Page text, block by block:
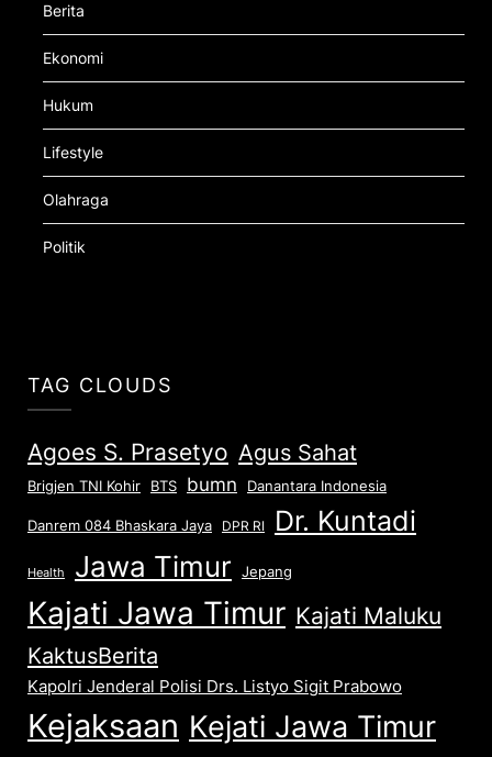
Berita
Ekonomi
Hukum
Lifestyle
Olahraga
Politik
TAG CLOUDS
Agoes S. Prasetyo Agus Sahat
Brigjen TNI Kohir BTS bumn Danantara Indonesia
Danrem 084 Bhaskara Jaya DPR RI Dr. Kuntadi
Health Jawa Timur Jepang
Kajati Jawa Timur Kajati Maluku
KaktusBerita
Kapolri Jenderal Polisi Drs. Listyo Sigit Prabowo
Kejaksaan Kejati Jawa Timur